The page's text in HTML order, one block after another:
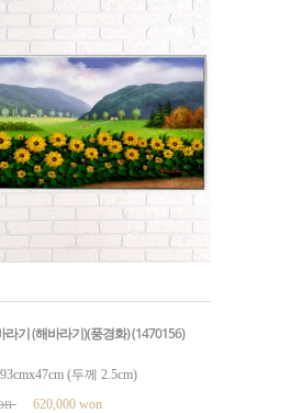
기 (해바라기)(풍경화) (1470156)
(두께 2.5cm)
620,000 won